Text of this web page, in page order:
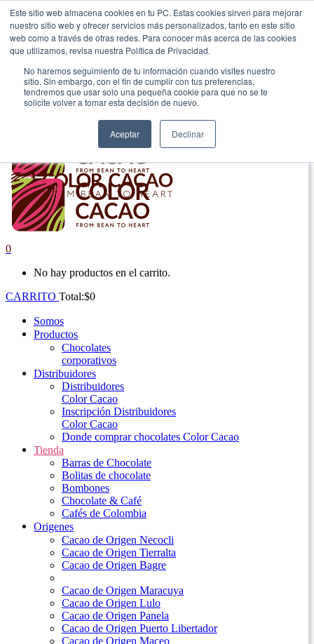
Este sitio web almacena cookies en tu PC. Estas cookies sirven para mejorar
nuestro sitio web y ofrecer servicios más personalizados, tanto en este sitio
web como a través de otras redes. Para conocer más acerca de las cookies
que utilizamos, revisa nuestra Política de Privacidad.
No haremos seguimiento de tu información cuando visites nuestro
sitio. Sin embargo, con el fin de cumplir con tus preferencias,
tendremos que usar solo una pequeña cookie para que no se te
solicite volver a tomar esta decisión de nuevo.
Aceptar Declinar
|
Envío gratis en Antioquia por compras superiores a $100.000.
0
No hay productos en el carrito.
CARRITO Total:$0
Somos
Productos
Chocolates
corporativos
Distribuidores
Distribuidores
Color Cacao
Inscripción Distribuidores
Color Cacao
Donde comprar chocolates Color Cacao
Tienda
Barras de Chocolate
Bolitas de chocolate
Bombones
Chocolate & Café
Cafés de Colombia
Origenes
Cacao de Origen Necocli
Cacao de Origen Tierralta
Cacao de Origen Bagre
Cacao de Origen Maracuya
Cacao de Origen Lulo
Cacao de Origen Panela
Cacao de Origen Puerto Libertador
Cacao de Origen Maceo